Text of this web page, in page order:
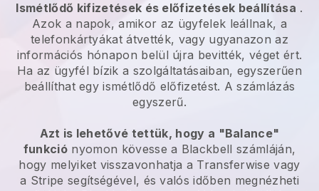
Ismétlődő kifizetések és előfizetések beállítása .
Azok a napok, amikor az ügyfelek leállnak, a
telefonkártyákat átvették, vagy ugyanazon az
információs hónapon belül újra bevitték, véget ért.
Ha az ügyfél bízik a szolgáltatásaiban, egyszerűen
beállíthat egy ismétlődő előfizetést. A számlázás
egyszerű.
Azt is lehetővé tettük, hogy a "Balance"
funkció nyomon kövesse a Blackbell számláján,
hogy melyiket visszavonhatja a Transferwise vagy
a Stripe segítségével, és valós időben megnézheti